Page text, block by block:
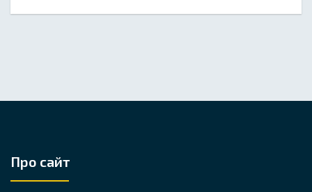
Про сайт